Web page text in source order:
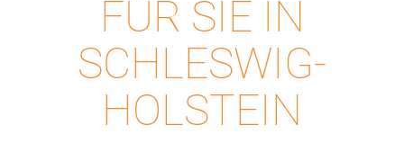
FÜR SIE IN
SCHLESWIG-
HOLSTEIN